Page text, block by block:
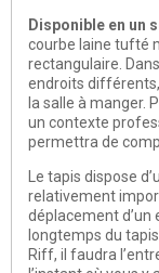
Disponible en un
courbe laine tufté
rectangulaire.
endroits
la salle à manger.
un contexte
permettra de
Le tapis dispose
relativement
déplacement d’un
longtemps du
Riff, il faudra